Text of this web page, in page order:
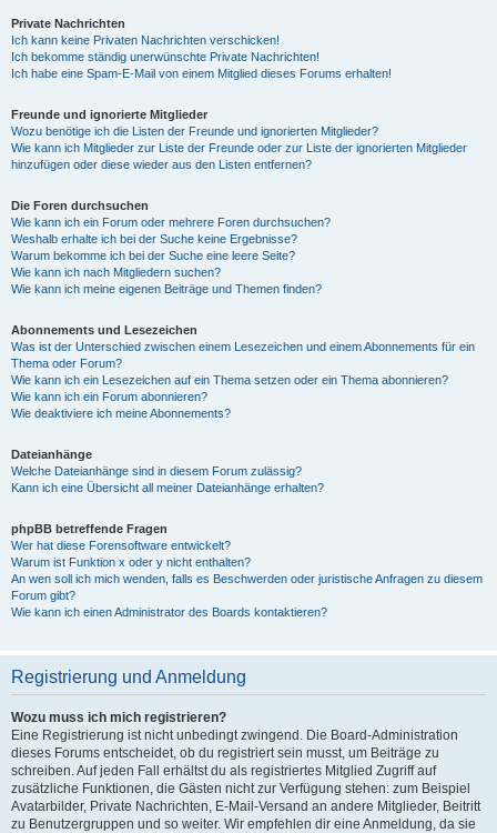
Private Nachrichten
Ich kann keine Privaten Nachrichten verschicken!
Ich bekomme ständig unerwünschte Private Nachrichten!
Ich habe eine Spam-E-Mail von einem Mitglied dieses Forums erhalten!
Freunde und ignorierte Mitglieder
Wozu benötige ich die Listen der Freunde und ignorierten Mitglieder?
Wie kann ich Mitglieder zur Liste der Freunde oder zur Liste der ignorierten Mitglieder
hinzufügen oder diese wieder aus den Listen entfernen?
Die Foren durchsuchen
Wie kann ich ein Forum oder mehrere Foren durchsuchen?
Weshalb erhalte ich bei der Suche keine Ergebnisse?
Warum bekomme ich bei der Suche eine leere Seite?
Wie kann ich nach Mitgliedern suchen?
Wie kann ich meine eigenen Beiträge und Themen finden?
Abonnements und Lesezeichen
Was ist der Unterschied zwischen einem Lesezeichen und einem Abonnements für ein
Thema oder Forum?
Wie kann ich ein Lesezeichen auf ein Thema setzen oder ein Thema abonnieren?
Wie kann ich ein Forum abonnieren?
Wie deaktiviere ich meine Abonnements?
Dateianhänge
Welche Dateianhänge sind in diesem Forum zulässig?
Kann ich eine Übersicht all meiner Dateianhänge erhalten?
phpBB betreffende Fragen
Wer hat diese Forensoftware entwickelt?
Warum ist Funktion x oder y nicht enthalten?
An wen soll ich mich wenden, falls es Beschwerden oder juristische Anfragen zu diesem
Forum gibt?
Wie kann ich einen Administrator des Boards kontaktieren?
Registrierung und Anmeldung
Wozu muss ich mich registrieren?
Eine Registrierung ist nicht unbedingt zwingend. Die Board-Administration
dieses Forums entscheidet, ob du registriert sein musst, um Beiträge zu
schreiben. Auf jeden Fall erhältst du als registriertes Mitglied Zugriff auf
zusätzliche Funktionen, die Gästen nicht zur Verfügung stehen: zum Beispiel
Avatarbilder, Private Nachrichten, E-Mail-Versand an andere Mitglieder, Beitritt
zu Benutzergruppen und so weiter. Wir empfehlen dir eine Anmeldung, da sie